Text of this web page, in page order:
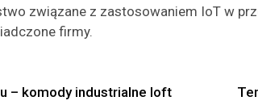
związane z zastosowaniem IoT w
firmy.
– komody industrialne loft